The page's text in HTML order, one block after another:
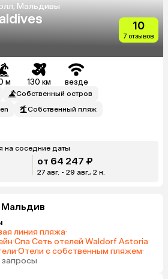
Мальдивы
10
7 отзывов
м 130 км везде
Собственный остров
Собственный пляж
соседние даты
от 64 247 ₽
27 авг. - 29 авг., 2 н.
Мальдив
линия пляжа·
·Спа·Сеть отелей Waldorf Astoria·
·Отели с собственным пляжем·
запросы